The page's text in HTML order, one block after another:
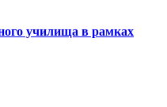
училища в рамках